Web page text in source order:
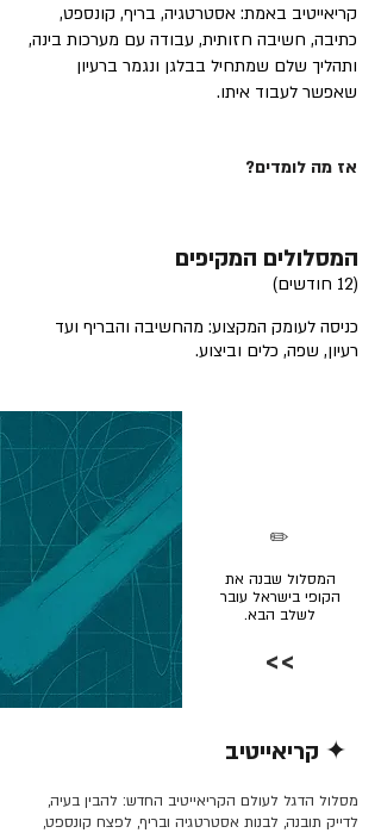
קריאייטיב באמת: אסטרטגיה, בריף, קונספט,
כתיבה, חשיבה חזותית, עבודה עם מערכות בינה,
ותהליך שלם שמתחיל בבלגן ונגמר ברעיון
שאפשר לעבוד איתו.
אז מה לומדים?
המסלולים המקיפים
(12 חודשים)
כניסה לעומק המקצוע: מהחשיבה והבריף ועד
רעיון, שפה, כלים וביצוע.
המסלול שבנה את
הקופי בישראל עובר
לשלב הבא.
✏️
>>
✦ קריאייטיב
מסלול הדגל לעולם הקריאייטיב החדש: להבין בעיה,
לדייק תובנה, לבנות אסטרטגיה ובריף, לפצח קונספט,